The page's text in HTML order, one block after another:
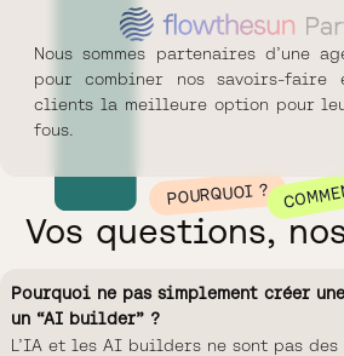
Nous sommes partenaires d’une
pour combiner nos savoirs-faire
clients la meilleure option pour
fous.
POURQUOI ?
Vos questions,
Pourquoi ne pas simplement créer
un “AI builder” ?
L’IA et les AI builders ne sont pas